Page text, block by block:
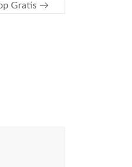
Gratis →